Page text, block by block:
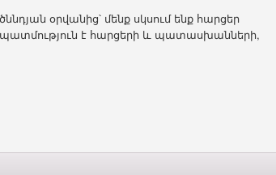
օրվանից՝ մենք սկսում ենք հարցեր
պատմություն է հարցերի և պատասխանների,